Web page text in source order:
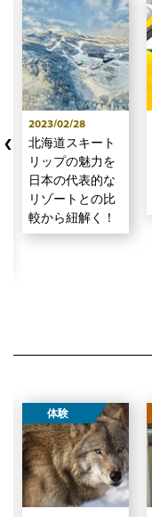
2023/02/28
北海道スキート
リップの魅力を
日本の代表的な
リゾートとの比
較から紐解く！
体験